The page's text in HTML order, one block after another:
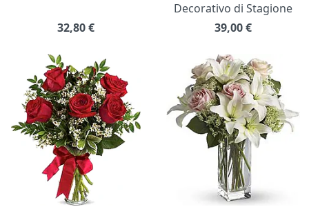
32,80€
Decorativo di Stagione
39,00€